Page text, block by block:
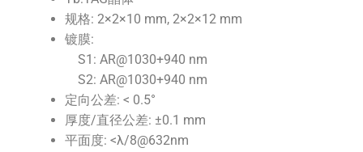
规格: 2×2×10 mm, 2×2×12 mm
镀膜:
S1: AR@1030+940 nm
S2: AR@1030+940 nm
定向公差: < 0.5°
厚度/直径公差: ±0.1 mm
平面度: <λ/8@632nm